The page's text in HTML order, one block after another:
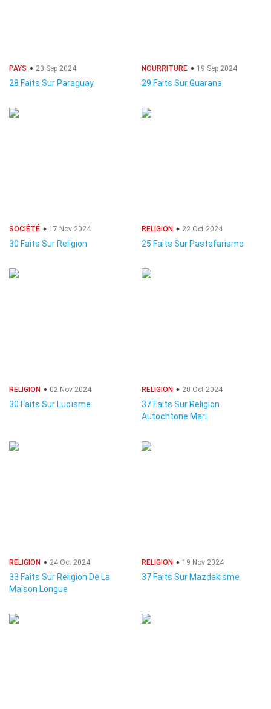
PAYS 23 Sep 2024
28 Faits Sur Paraguay
NOURRITURE 19 Sep 2024
29 Faits Sur Guarana
SOCIÉTÉ 17 Nov 2024
30 Faits Sur Religion
RELIGION 22 Oct 2024
25 Faits Sur Pastafarisme
RELIGION 02 Nov 2024
30 Faits Sur Luoïsme
RELIGION 20 Oct 2024
37 Faits Sur Religion
Autochtone Mari
RELIGION 24 Oct 2024
33 Faits Sur Religion De La
Maison Longue
RELIGION 19 Nov 2024
37 Faits Sur Mazdakisme